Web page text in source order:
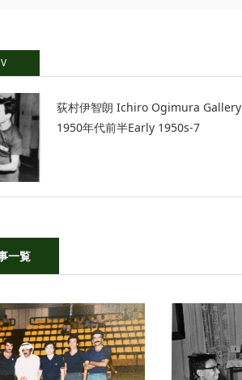
荻村伊智朗 Ichiro Ogimura Gallery
1950年代前半Early 1950s-7
一覧